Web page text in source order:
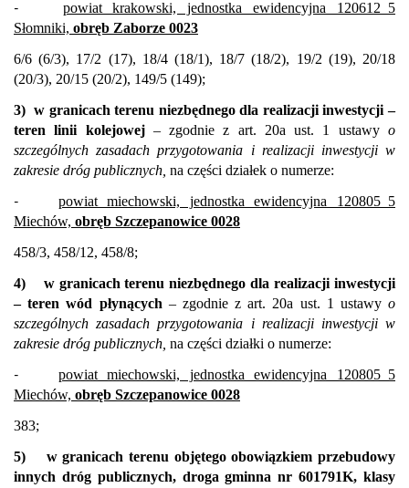
-
powiat krakowski, jednostka ewidencyjna 120612_5
Słomniki, obręb Zaborze 0023
6/6 (6/3), 17/2 (17), 18/4 (18/1), 18/7 (18/2), 19/2 (19), 20/18
(20/3), 20/15 (20/2), 149/5 (149);
3) w granicach terenu niezbędnego dla realizacji inwestycji –
teren linii kolejowej – zgodnie z art. 20a ust. 1 ustawyo
szczególnych zasadach przygotowania i realizacji inwestycji w
zakresie dróg publicznych, na części działek o numerze:
-
powiat miechowski, jednostka ewidencyjna 120805_5
Miechów, obręb Szczepanowice 0028
458/3, 458/12, 458/8;
4)
w granicach terenu niezbędnego dla realizacji inwestycji
– teren wód płynących – zgodnie z art. 20a ust. 1 ustawyo
szczególnych zasadach przygotowania i realizacji inwestycji w
zakresie dróg publicznych, na części działki o numerze:
-
powiat miechowski, jednostka ewidencyjna 120805_5
Miechów, obręb Szczepanowice 0028
383;
5)
w granicach terenu objętego obowiązkiem przebudowy
innych dróg publicznych, droga gminna nr 601791K, klasy